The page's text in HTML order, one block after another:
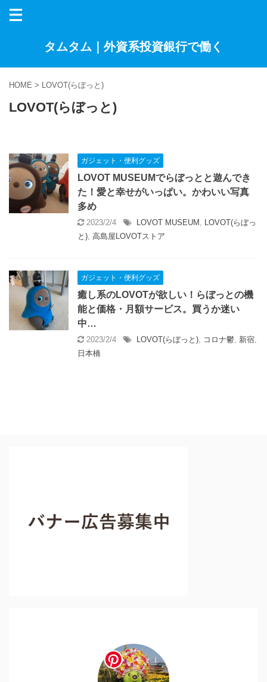
タムタム｜外資系投資銀行で働く
HOME > LOVOT(らぼっと)
LOVOT(らぼっと)
ガジェット・便利グッズ
LOVOT MUSEUMでらぼっとと遊んでき
た！愛と幸せがいっぱい。かわいい写真
多め
2023/2/4 LOVOT MUSEUM , LOVOT(らぼっ
と), 高島屋LOVOTストア
ガジェット・便利グッズ
癒し系のLOVOTが欲しい！らぼっとの機
能と価格・月額サービス。買うか迷い
中…
2023/2/4 LOVOT(らぼっと), コロナ鬱, 新宿,
日本橋